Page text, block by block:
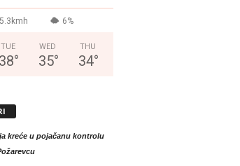
5.3kmh 6%
TUE
38°
WED
35°
THU
34°
kreće u pojačanu kontrolu